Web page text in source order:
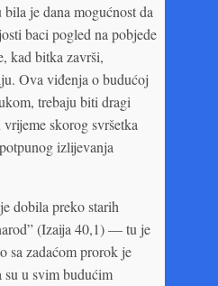
je dana mogućnost da
baci pogled na pobjede
kad bitka završi,
Ova viđenja o budućoj
trebaju biti dragi
skorog svršetka
izlijevanja
dobila preko starih
(Izaija 40,1) — tu je
sa zadaćom prorok je
u svim budućim